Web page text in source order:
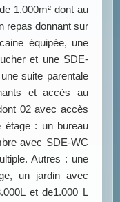
1.000m² dont au
repas donnant sur
équipée, une
et une SDE-
suite parentale
et accès au
02 avec accès
étage : un bureau
avec SDE-WC
Autres : une
un jardin avec
et de1.000 L